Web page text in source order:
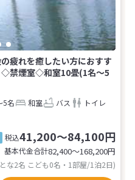
疲れを癒したい方におすす
◇禁煙室◇和室10畳(1名～5
5名 和室 バス
トイレ
税込41,200～84,100円
基本代金合計82,400〜168,200円
な2名 こども0名・1部屋/1泊2日)